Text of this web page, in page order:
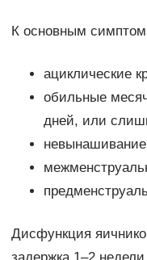
К основным
ациклические
обильные
дней, или
Дисфункция